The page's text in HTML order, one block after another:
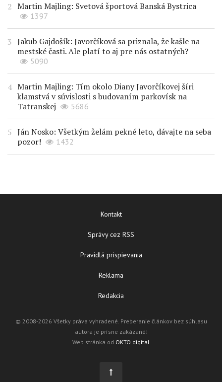
Martin Majling: Svetová športová Banská Bystrica
1397
Jakub Gajdošík: Javorčíková sa priznala, že kašle na
mestské časti. Ale platí to aj pre nás ostatných?
5090
Martin Majling: Tím okolo Diany Javorčíkovej šíri
klamstvá v súvislosti s budovaním parkovísk na
Tatranskej
5686
Ján Nosko: Všetkým želám pekné leto, dávajte na seba
pozor!
1432
Kontakt
Správy cez RSS
Pravidlá prispievania
Reklama
Redakcia
© 2008-2026 Všetky práva vyhradené. Preberanie článkov bez súhlasu
autora je prísne zakázané!
Web stránka od OKTO digital